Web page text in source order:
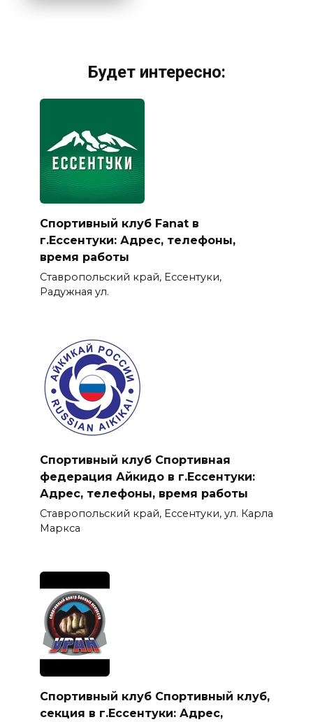
Будет интересно:
Спортивный клуб Fanat в
г.Ессентуки: Адрес, телефоны,
время работы
Ставропольский край, Ессентуки,
Радужная ул.
Спортивный клуб Спортивная
федерация Айкидо в г.Ессентуки:
Адрес, телефоны, время работы
Ставропольский край, Ессентуки, ул. Карла
Маркса
Спортивный клуб Спортивный клуб,
секция в г.Ессентуки: Адрес,